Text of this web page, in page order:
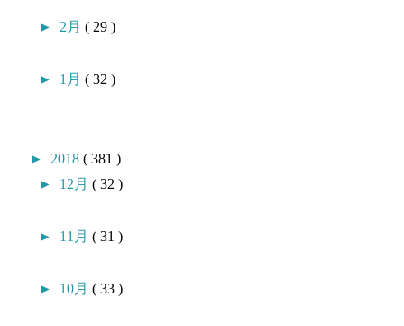
► 2月( 29 )
► 1月( 32 )
► 2018( 381 )
► 12月( 32 )
► 11月( 31 )
► 10月( 33 )